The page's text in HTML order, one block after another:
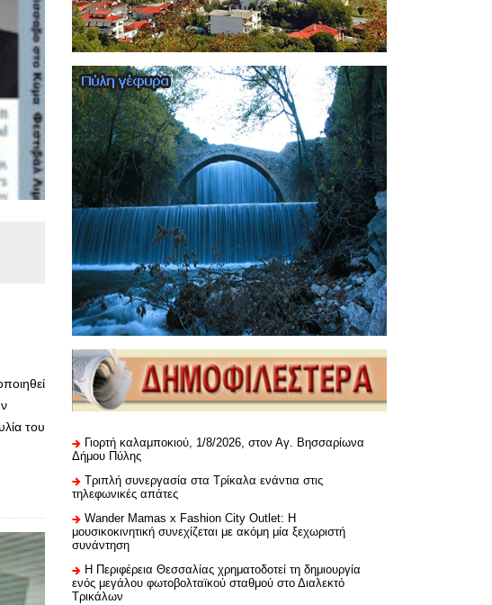
του
Γιορτή καλαμποκιού, 1/8/2026, στον Αγ. Βησσαρίωνα
Δήμου Πύλης
Τριπλή συνεργασία στα Τρίκαλα ενάντια στις
τηλεφωνικές απάτες
Wander Mamas x Fashion City Outlet: Η
μουσικοκινητική συνεχίζεται με ακόμη μία ξεχωριστή
συνάντηση
H Περιφέρεια Θεσσαλίας χρηματοδοτεί τη δημιουργία
ενός μεγάλου φωτοβολταϊκού σταθμού στο Διαλεκτό
Τρικάλων